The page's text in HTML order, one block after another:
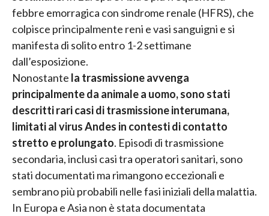
febbre emorragica con sindrome renale (HFRS), che
colpisce principalmente reni e vasi sanguigni e si
manifesta di solito entro 1-2 settimane
dall’esposizione.
Nonostante la trasmissione avvenga
principalmente da animale a uomo, sono stati
descritti rari casi di trasmissione interumana,
limitati al virus Andes in contesti di contatto
stretto e prolungato. Episodi di trasmissione
secondaria, inclusi casi tra operatori sanitari, sono
stati documentati ma rimangono eccezionali e
sembrano più probabili nelle fasi iniziali della malattia.
In Europa e Asia non è stata documentata